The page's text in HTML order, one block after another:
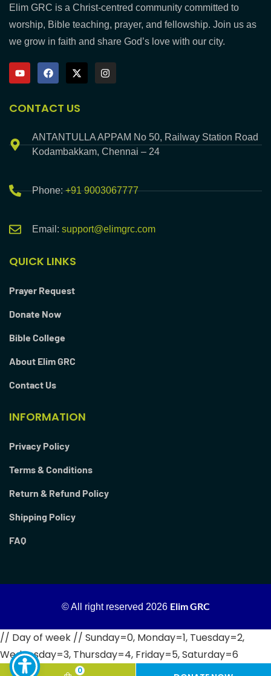
0
Elim GRC is a Christ-centred community committed to
worship, Bible teaching, prayer, and fellowship. Join us as
we grow in faith and share God’s love with our city.
CONTACT US
ANTANTULLA APPAM No 50, Railway Station Road
Kodambakkam, Chennai – 24
Phone:+91 9003067777
Email: support@elimgrc.com
QUICK LINKS
Prayer Request
Donate Now
Bible College
About Elim GRC
Contact Us
INFORMATION
Privacy Policy
Terms & Conditions
Return & Refund Policy
Shipping Policy
FAQ
© All right reserved 2026 Elim GRC
// Day of week // Sunday=0, Monday=1, Tuesday=2,
Wednesday=3, Thursday=4, Friday=5, Saturday=6